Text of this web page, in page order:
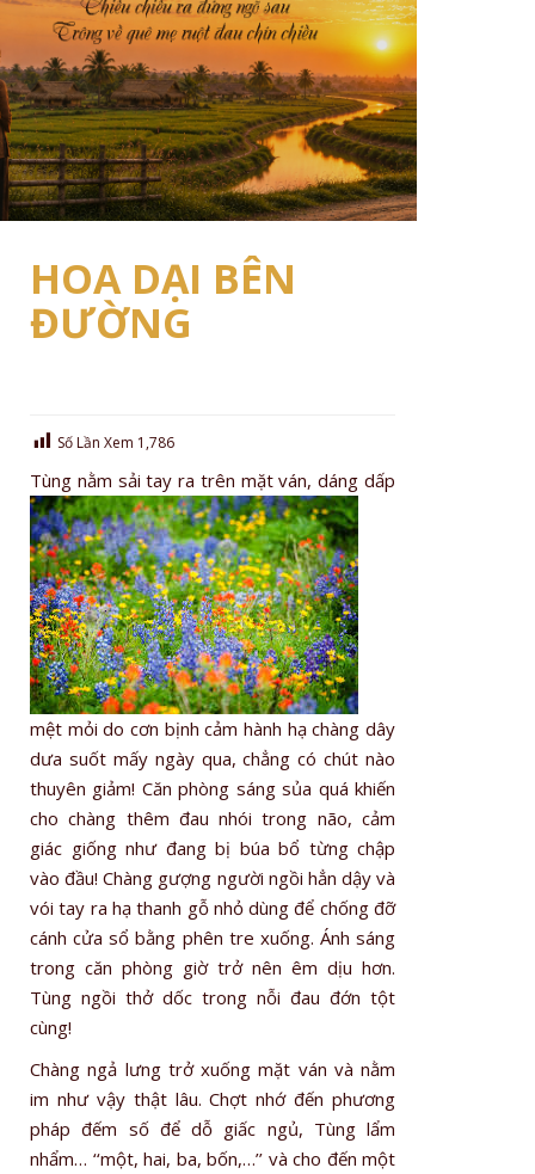
HOA DẠI BÊN
ĐƯỜNG
Số Lần Xem 1,786
Tùng nằm sải tay ra trên mặt ván, dáng dấp
mệt mỏi do cơn bịnh cảm hành hạ chàng dây
dưa suốt mấy ngày qua, chẳng có chút nào
thuyên giảm! Căn phòng sáng sủa quá khiến
cho chàng thêm đau nhói trong não, cảm
giác giống như đang bị búa bổ từng chập
vào đầu! Chàng gượng người ngồi hẳn dậy và
vói tay ra hạ thanh gỗ nhỏ dùng để chống đỡ
cánh cửa sổ bằng phên tre xuống. Ánh sáng
trong căn phòng giờ trở nên êm dịu hơn.
Tùng ngồi thở dốc trong nỗi đau đớn tột
cùng!
Chàng ngả lưng trở xuống mặt ván và nằm
im như vậy thật lâu. Chợt nhớ đến phương
pháp đếm số để dỗ giấc ngủ, Tùng lẩm
nhẩm… ‘‘một, hai, ba, bốn,…’’ và cho đến một